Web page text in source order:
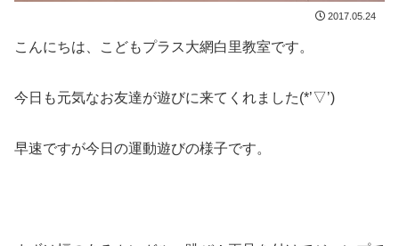
2017.05.24
こんにちは、こどもプラス大網白里教室です。
今日も元気なお友達が遊びに来てくれました(*’▽’)
早速ですが今日の運動遊びの様子です。